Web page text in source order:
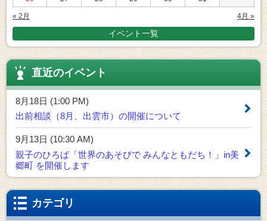
« 2月 4月 »
イベント一覧
直近のイベント
8月18日 (1:00 PM)
出前相談（8月、出雲市）の開催について
9月13日 (10:30 AM)
親子のひろば「世界のあそびで みんなともだち！」in美
郷町 を開催します
カテゴリ